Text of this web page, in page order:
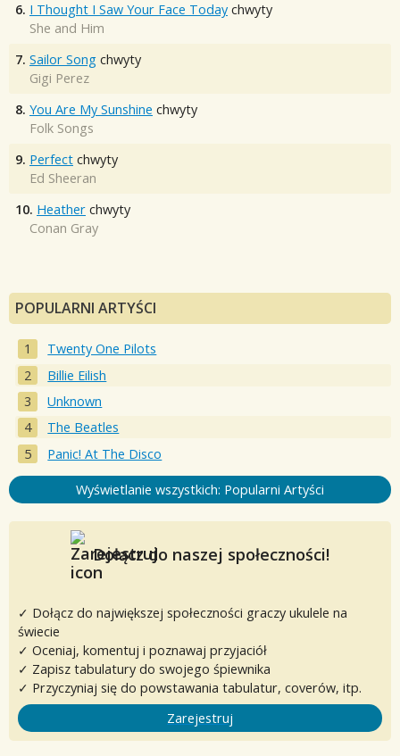
6. I Thought I Saw Your Face Today chwyty
She and Him
7. Sailor Song chwyty
Gigi Perez
8. You Are My Sunshine chwyty
Folk Songs
9. Perfect chwyty
Ed Sheeran
10. Heather chwyty
Conan Gray
POPULARNI ARTYŚCI
Twenty One Pilots
Billie Eilish
Unknown
The Beatles
Panic! At The Disco
Wyświetlanie wszystkich: Popularni Artyści
Dołącz do naszej społeczności!
✓ Dołącz do największej społeczności graczy ukulele na
świecie
✓ Oceniaj, komentuj i poznawaj przyjaciół
✓ Zapisz tabulatury do swojego śpiewnika
✓ Przyczyniaj się do powstawania tabulatur, coverów, itp.
Zarejestruj